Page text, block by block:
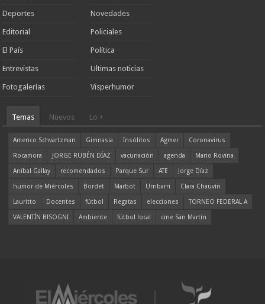
Deportes
Editorial
El País
Entrevistas
Fotogalerías
Novedades
Policiales
Política
Ultimas noticias
Visperhumor
Temas Nuevos Lo +
Americo Schvartzman Gimnasia Insólitos Agmer
Coronavirus
Rocamora
JORGE RUBÉN DÍAZ vacunación agenda
Mario Rovina
Aníbal Gallay
recomendados Parque Sur ATE
Jorge Díaz
humor de Miércoles
Bordet Marbot Urribarri
Clara Chauvín
Lauritto
Docentes fútbol Regatas elecciones
TORNEO FEDERAL A
VALENTÍN BISOGNI
Ambiente fútbol local cine San Martín